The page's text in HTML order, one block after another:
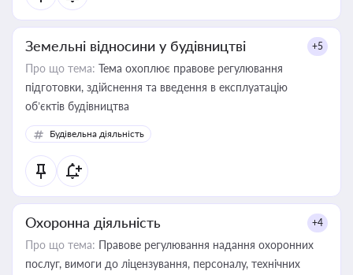
Земельні відносини у будівництві +5
Про що тема: Тема охоплює правове регулювання
підготовки, здійснення та введення в експлуатацію
об’єктів будівництва
Будівельна діяльність
Охоронна діяльність +4
Про що тема: Правове регулювання надання охоронних
послуг, вимоги до ліцензування, персоналу, технічних